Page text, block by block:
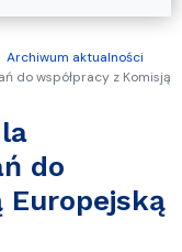
Archiwum aktualności
do współpracy z Komisją
do
Europejską